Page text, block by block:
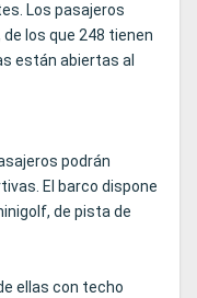
Los pasajeros
los que 248 tienen
están abiertas al
podrán
El barco dispone
de pista de
ellas con techo